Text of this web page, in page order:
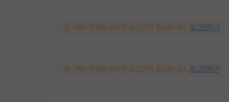
해당 댓글을 보려면 로그인이 필요합니다. 로그인하기
해당 댓글을 보려면 로그인이 필요합니다. 로그인하기